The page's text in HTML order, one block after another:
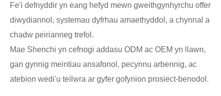
Fe'i defnyddir yn eang hefyd mewn gweithgynhyrchu offer
diwydiannol, systemau dyfrhau amaethyddol, a chynnal a
chadw peirianneg trefol.
Mae Shenchi yn cefnogi addasu ODM ac OEM yn llawn,
gan gynnig meintiau ansafonol, pecynnu arbennig, ac
atebion wedi'u teilwra ar gyfer gofynion prosiect-benodol.